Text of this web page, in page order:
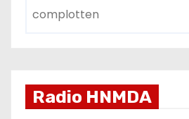
Radio HNMDA